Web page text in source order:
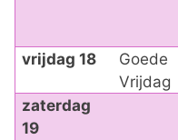
vrijdag 18
Goede
Vrijdag
zaterdag
19